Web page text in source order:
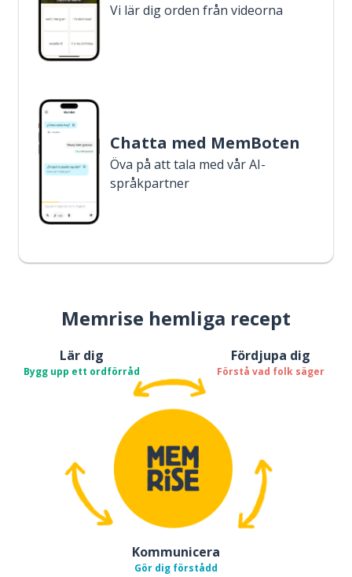
Vi lär dig orden från videorna
Chatta med MemBoten
Öva på att tala med vår AI-
språkpartner
Memrise hemliga recept
Lär dig
Bygg upp ett ordförråd
Fördjupa dig
Förstå vad folk säger
Kommunicera
Gör dig förstådd